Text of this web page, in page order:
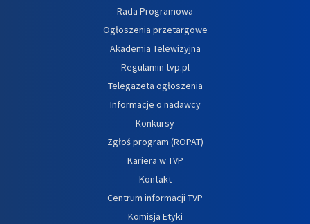
Rada Programowa
Ogłoszenia przetargowe
Akademia Telewizyjna
Regulamin tvp.pl
Telegazeta ogłoszenia
Informacje o nadawcy
Konkursy
Zgłoś program (ROPAT)
Kariera w TVP
Kontakt
Centrum informacji TVP
Komisja Etyki